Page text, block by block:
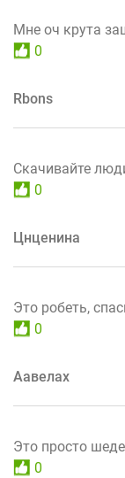
Мне оч крута
0
Rbons
Скачивайте
0
Цнценина
Это робеть,
0
Аавелах
Это просто
0